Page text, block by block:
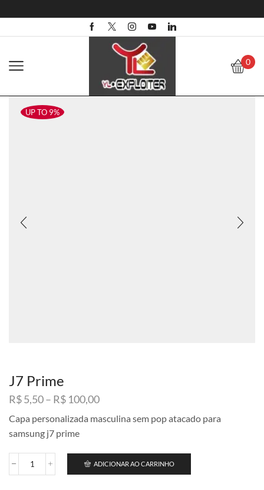
0
UP TO 9%
J7 Prime
R$5,50– R$ 100,00Faixa
preço:
R$ 100,00
Capa personalizada masculina sem pop atacado para
samsung j7 prime
J7
ADICIONAR AO CARRINHO